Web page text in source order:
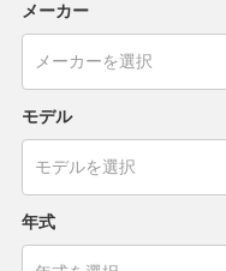
メーカー
モデル
年式